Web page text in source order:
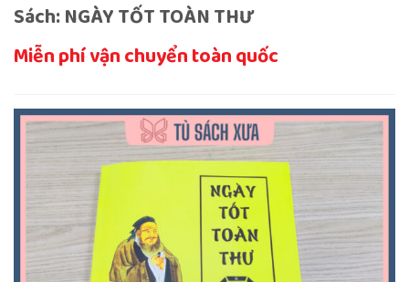
Sách: NGÀY TỐT TOÀN THƯ
Miễn phí vận chuyển toàn quốc